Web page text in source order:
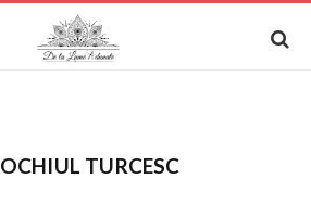
OCHIUL TURCESC